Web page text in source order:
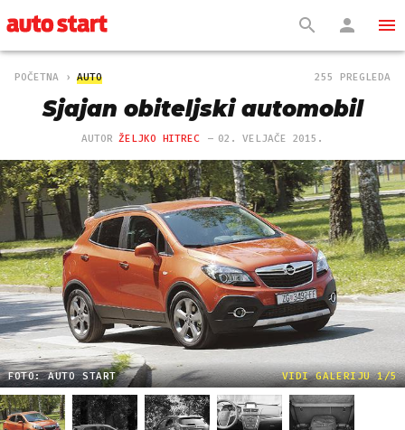
POČETNA AUTO 255 PREGLEDA
Sjajan obiteljski automobil
AUTORŽELJKO HITREC 02. VELJAČE 2015.
FOTO: AUTO START VIDI GALERIJU 1/5